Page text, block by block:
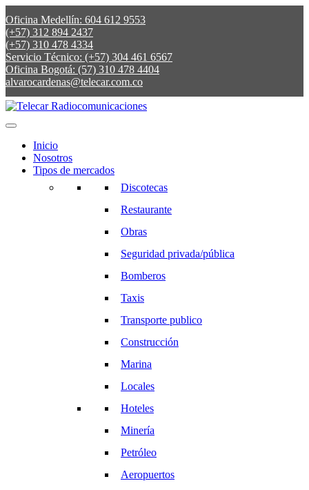
Oficina Medellín: 604 612 9553
(+57) 312 894 2437
(+57) 310 478 4334
Servicio Técnico: (+57) 304 461 6567
Oficina Bogotá: (57) 310 478 4404
alvarocardenas@telecar.com.co
Inicio
Nosotros
Tipos de mercados
Discotecas
Restaurante
Obras
Seguridad privada/pública
Bomberos
Taxis
Transporte publico
Construcción
Marina
Locales
Hoteles
Minería
Petróleo
Aeropuertos